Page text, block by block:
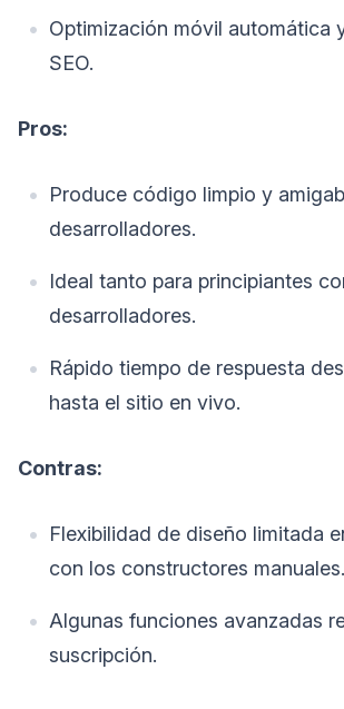
Optimización móvil automática
SEO.
Pros:
Produce código limpio y
desarrolladores.
Ideal tanto para principiantes
desarrolladores.
Rápido tiempo de respuesta
hasta el sitio en vivo.
Contras:
Flexibilidad de diseño limitada
con los constructores manuales.
Algunas funciones avanzadas
suscripción.